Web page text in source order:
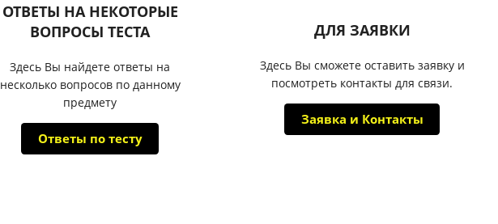
ОТВЕТЫ НА НЕКОТОРЫЕ
ВОПРОСЫ ТЕСТА
Здесь Вы найдете ответы на
несколько вопросов по данному
предмету
Ответы по тесту
ДЛЯ ЗАЯВКИ
Здесь Вы сможете оставить заявку и
посмотреть контакты для связи.
Заявка и Контакты